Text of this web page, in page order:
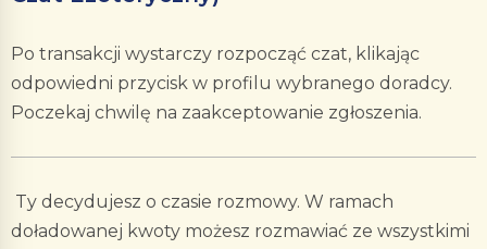
Po transakcji wystarczy rozpocząć czat, klikając
odpowiedni przycisk w profilu wybranego doradcy.
Poczekaj chwilę na zaakceptowanie zgłoszenia.
Ty decydujesz o czasie rozmowy. W ramach
doładowanej kwoty możesz rozmawiać ze wszystkimi